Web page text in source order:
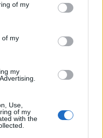
uses one or more Google
information including but
You may click to
its third-party tags to
of my
of my
my
Use,
of my
with the